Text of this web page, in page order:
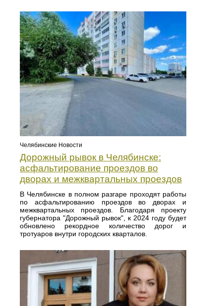
Челябинские Новости
Дорожный рывок в Челябинске:
асфальтирование проездов во
дворах и межквартальных проездов
В Челябинске в полном разгаре проходят работы
по асфальтированию проездов во дворах и
межквартальных проездов. Благодаря проекту
губернатора "Дорожный рывок", к 2024 году будет
обновлено рекордное количество дорог и
тротуаров внутри городских кварталов.